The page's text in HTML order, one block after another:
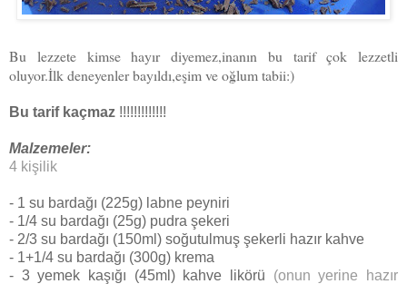
Bu lezzete kimse hayır diyemez,inanın bu tarif çok lezzetli
oluyor.İlk deneyenler bayıldı,eşim ve oğlum tabii:)
Bu tarif kaçmaz !!!!!!!!!!!!!
Malzemeler:
4 kişilik
- 1 su bardağı (225g) labne peyniri
- 1/4 su bardağı (25g) pudra şekeri
- 2/3 su bardağı (150ml) soğutulmuş şekerli hazır kahve
- 1+1/4 su bardağı (300g) krema
- 3 yemek kaşığı (45ml) kahve likörü (onun yerine hazır